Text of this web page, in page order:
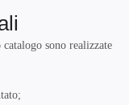
sono realizzate